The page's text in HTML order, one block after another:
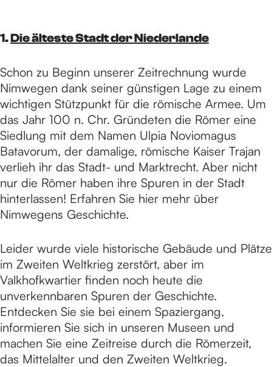
p
a
g
e
1.Die älteste Stadt der Niederlande
Schon zu Beginn unserer Zeitrechnung wurde
Nimwegen dank seiner günstigen Lage zu einem
wichtigen Stützpunkt für die römische Armee. Um
das Jahr 100 n. Chr. Gründeten die Römer eine
Siedlung mit dem Namen Ulpia Noviomagus
Batavorum, der damalige, römische Kaiser Trajan
verlieh ihr das Stadt- und Marktrecht. Aber nicht
nur die Römer haben ihre Spuren in der Stadt
hinterlassen! Erfahren Sie hier mehr über
Nimwegens Geschichte.
Leider wurde viele historische Gebäude und Plätze
im Zweiten Weltkrieg zerstört, aber im
Valkhofkwartier finden noch heute die
unverkennbaren Spuren der Geschichte.
Entdecken Sie sie bei einem Spaziergang,
informieren Sie sich in unseren Museen und
machen Sie eine Zeitreise durch die Römerzeit,
das Mittelalter und den Zweiten Weltkrieg.